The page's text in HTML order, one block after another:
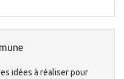
idées à réaliser pour